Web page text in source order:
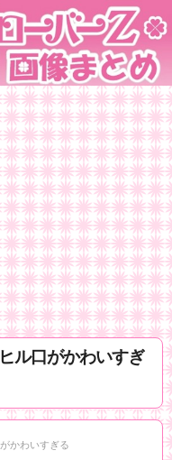
ル口がかわいすぎ
かわいすぎる